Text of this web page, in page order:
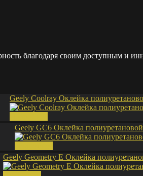
благодаря своим доступным и
Geely Coolray Оклейка
Geely GC6 Оклейка
Geely Geometry E Оклейка